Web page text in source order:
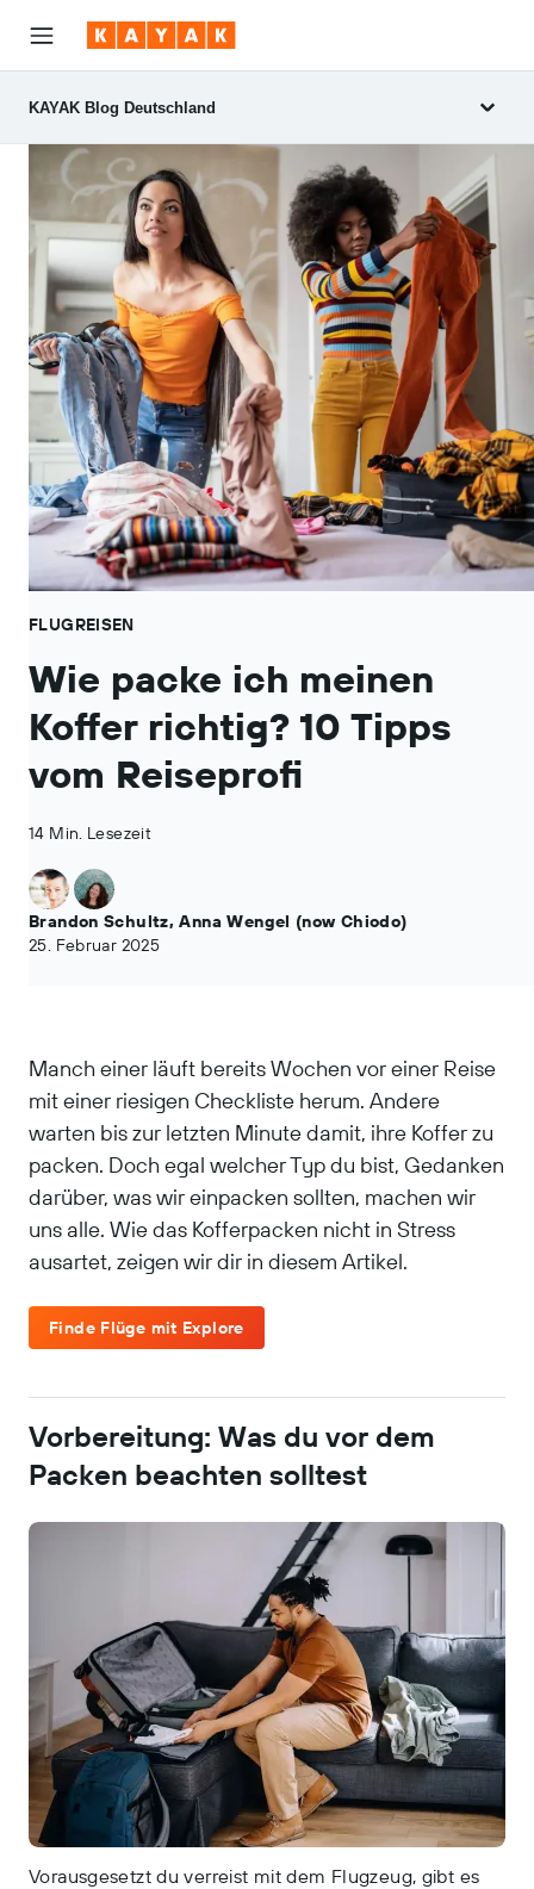
KAYAK Blog Deutschland
FLUGREISEN
Wie packe ich meinen
Koffer richtig? 10 Tipps
vom Reiseprofi
14 Min. Lesezeit
Brandon Schultz,Anna Wengel (now Chiodo)
25. Februar 2025
Manch einer läuft bereits Wochen vor einer Reise
mit einer riesigen Checkliste herum. Andere
warten bis zur letzten Minute damit, ihre Koffer zu
packen. Doch egal welcher Typ du bist, Gedanken
darüber, was wir einpacken sollten, machen wir
uns alle. Wie das Kofferpacken nicht in Stress
ausartet, zeigen wir dir in diesem Artikel.
Finde Flüge mit Explore
Vorbereitung: Was du vor dem
Packen beachten solltest
Vorausgesetzt du verreist mit dem Flugzeug, gibt es